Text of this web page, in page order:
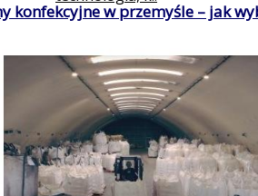
konfekcyjne w przemyśle – jak